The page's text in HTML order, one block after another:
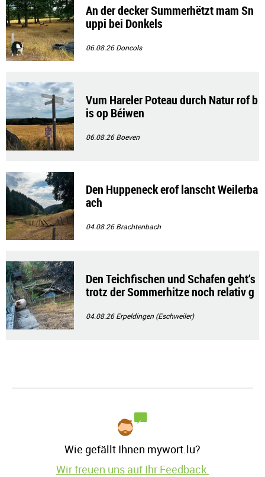
An der decker Summerhëtzt mam Sn
uppi bei Donkels
06.08.26Doncols
Vum Hareler Poteau durch Natur rof b
is op Béiwen
06.08.26Boeven
Den Huppeneck erof lanscht Weilerba
ach
04.08.26Brachtenbach
Den Teichfischen und Schafen geht‘s
trotz der Sommerhitze noch relativ g
04.08.26Erpeldingen (Eschweiler)
Wie gefällt Ihnen mywort.lu?
Wir freuen uns auf Ihr Feedback.